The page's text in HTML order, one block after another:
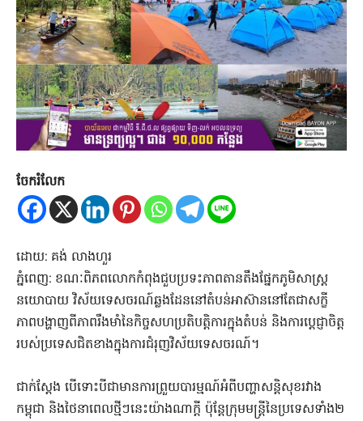
ចែករំលែក
ដោយ: គង់ លាងហួរ
ភ្នំពេញ: ខណៈពិភពលោកកំពុងជួបប្រទះភាពតានតឹងផ្នែកភូមិសាស្ត្រ
នយោបាយ វិស័យទេសចរណ៍ឆ្លងដែននៅតំបន់អាស៊ាននៅតែជាសក្ខី
ភាពបង្ហាញពីភាពរឹងមាំនៃកិច្ចសហប្រតិបត្តិការក្នុងតំបន់ និងការប្តេជ្ញាចិត្ត
របស់ប្រទេសជិតខាងក្នុងការជំរុញវិស័យទេសចរណ៍។
ជាក់ស្តែង បើទោះបីជាមានការព្រួយបារម្មណ៍អំពីបញ្ហាសន្តិសុខរវាង
កម្ពុជា និងថៃនាពេលថ្មីៗនេះយ៉ាងណាក្តី ប៉ុន្តែក្រុមមន្ត្រីនៃប្រទេសទាំង២